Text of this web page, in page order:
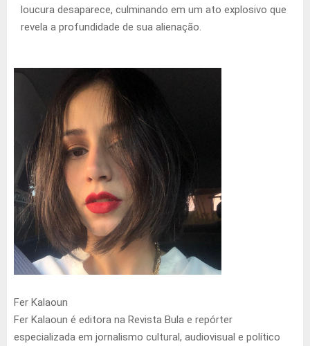
loucura desaparece, culminando em um ato explosivo que
revela a profundidade de sua alienação.
Fer Kalaoun
Fer Kalaoun é editora na Revista Bula e repórter
especializada em jornalismo cultural, audiovisual e político